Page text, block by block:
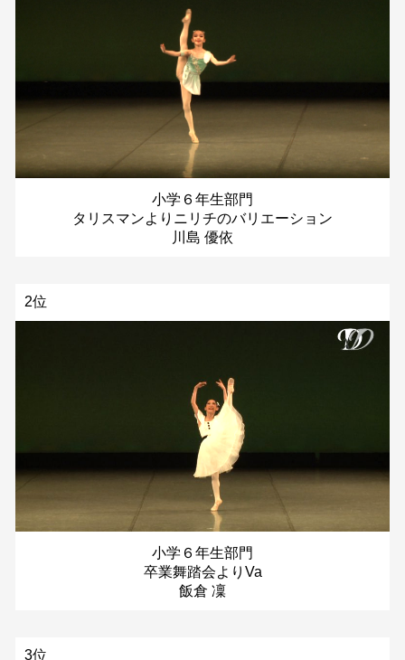
小学６年生部門
タリスマンよりニリチのバリエーション
川島 優依
2位
小学６年生部門
卒業舞踏会よりVa
飯倉 凜
3位